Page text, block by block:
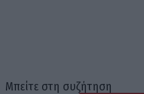
Μπείτε στη συζήτηση